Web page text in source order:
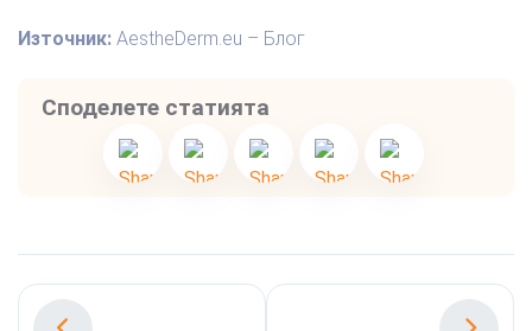
Източник: AestheDerm.eu – Блог
Споделете статията